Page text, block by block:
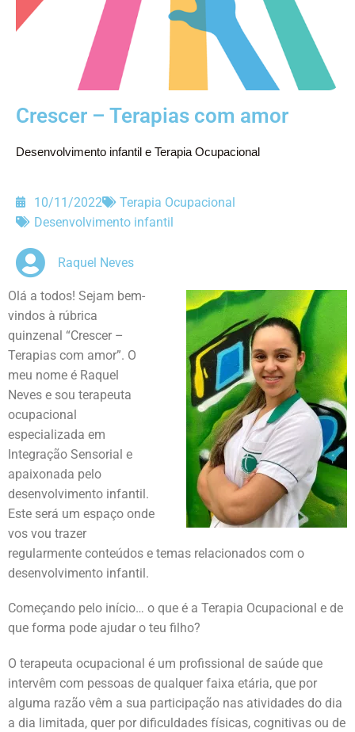
Crescer – Terapias com amor
Desenvolvimento infantil e Terapia Ocupacional
10/11/2022
Terapia Ocupacional
Desenvolvimento infantil
Raquel Neves
Olá a todos! Sejam bem-
vindos à rúbrica
quinzenal “Crescer –
Terapias com amor”. O
meu nome é Raquel
Neves e sou terapeuta
ocupacional
especializada em
Integração Sensorial e
apaixonada pelo
desenvolvimento infantil.
Este será um espaço onde
vos vou trazer
regularmente conteúdos e temas relacionados com o
desenvolvimento infantil.
Começando pelo início… o que é a Terapia Ocupacional e de
que forma pode ajudar o teu filho?
O terapeuta ocupacional é um profissional de saúde que
intervêm com pessoas de qualquer faixa etária, que por
alguma razão vêm a sua participação nas atividades do dia
a dia limitada, quer por dificuldades físicas, cognitivas ou de